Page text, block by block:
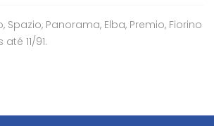
Spazio, Panorama, Elba, Premio, Fiorino
11/91.